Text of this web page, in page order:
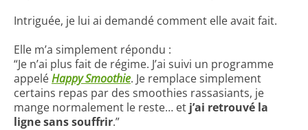
Intriguée, je lui ai demandé comment elle avait fait.
Elle m’a simplement répondu :
“Je n’ai plus fait de régime. J’ai suivi un programme
appeléHappy Smoothie. Je remplace simplement
certains repas par des smoothies rassasiants, je
mange normalement le reste… et j’ai retrouvé la
ligne sans souffrir.”